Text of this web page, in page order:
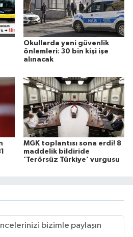
Okullarda yeni güvenlik
önlemleri: 30 bin kişi işe
alınacak
MGK toplantısı sona erdi! 8
maddelik bildiride
‘Terörsüz Türkiye’ vurgusu